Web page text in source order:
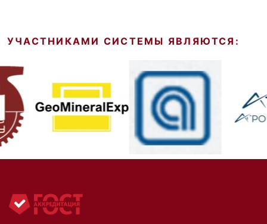
УЧАСТНИКАМИ СИСТЕМЫ ЯВЛЯЮТСЯ: